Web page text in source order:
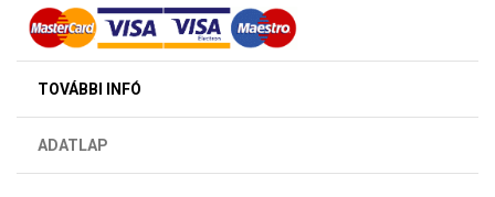
TOVÁBBI INFÓ
ADATLAP